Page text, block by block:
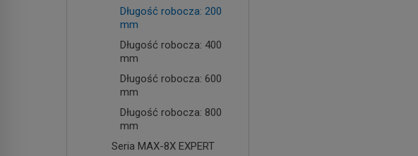
Długość robocza: 200
mm
Długość robocza: 400
mm
Długość robocza: 600
mm
Długość robocza: 800
mm
Seria MAX-8X EXPERT